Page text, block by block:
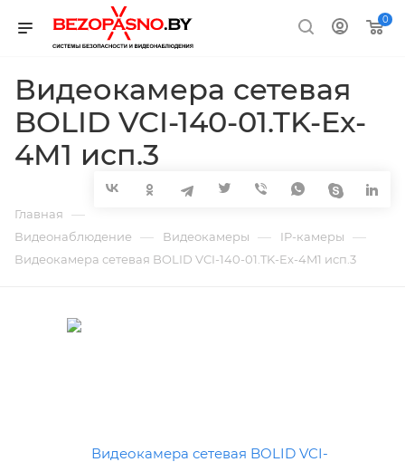
0
Видеокамера сетевая
BOLID VCI-140-01.TK-Ex-
4M1 исп.3
Главная —
Видеонаблюдение — Видеокамеры — IP-камеры —
Видеокамера сетевая BOLID VCI-140-01.TK-Ex-4M1 исп.3